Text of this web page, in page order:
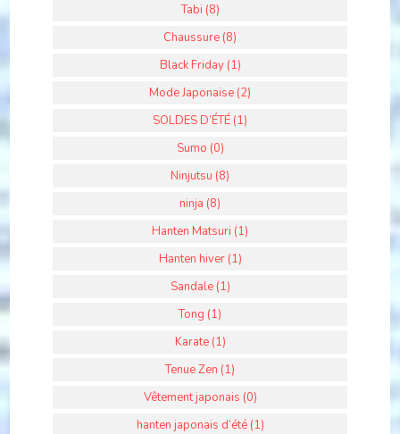
Tabi (8)
Chaussure (8)
Black Friday (1)
Mode Japonaise (2)
SOLDES D’ÉTÉ (1)
Sumo (0)
Ninjutsu (8)
ninja (8)
Hanten Matsuri (1)
Hanten hiver (1)
Sandale (1)
Tong (1)
Karate (1)
Tenue Zen (1)
Vêtement japonais (0)
hanten japonais d’été (1)